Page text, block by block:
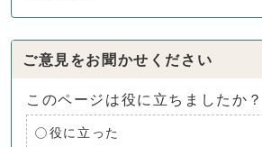
ご意見をお聞かせください
このページは役に立ちましたか？
役に立った